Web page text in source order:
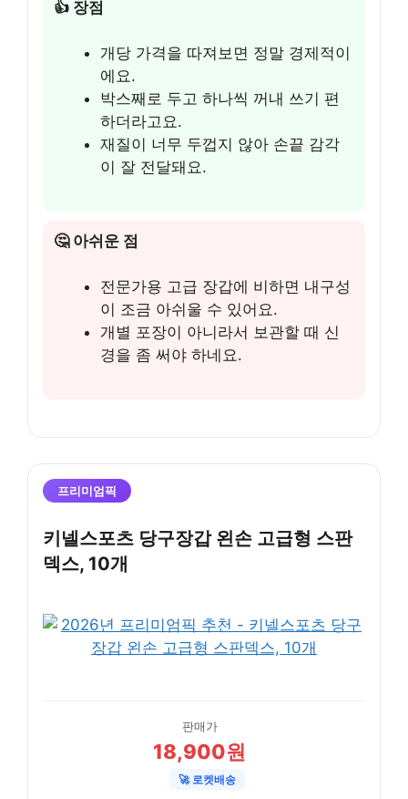
👍 장점
개당 가격을 따져보면 정말 경제적이
에요.
박스째로 두고 하나씩 꺼내 쓰기 편
하더라고요.
재질이 너무 두껍지 않아 손끝 감각
이 잘 전달돼요.
🤔 아쉬운 점
전문가용 고급 장갑에 비하면 내구성
이 조금 아쉬울 수 있어요.
개별 포장이 아니라서 보관할 때 신
경을 좀 써야 하네요.
프리미엄픽
키넬스포츠 당구장갑 왼손 고급형 스판
덱스, 10개
판매가
18,900원
🚀 로켓배송